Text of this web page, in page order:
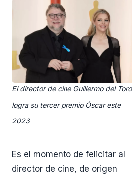
El director de cine Guillermo del Toro
logra su tercer premio Óscar este
2023
Es el momento de felicitar al
director de cine, de origen